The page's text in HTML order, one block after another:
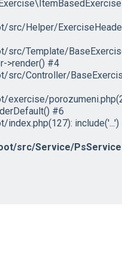
Helper/
Template/
>render() #4
Controller/
#6
include('...')
src/Service/